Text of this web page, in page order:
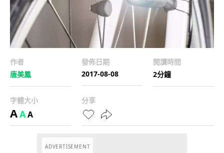
作者
唐美鳳
發佈日期
2017-08-08
閱讀時間
2分鐘
字體大小
AAA
分享
ADVERTISEMENT